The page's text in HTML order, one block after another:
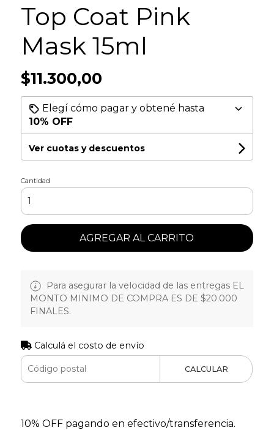
Top Coat Pink
Mask 15ml
$11.300,00
Elegí cómo pagar y obtené hasta
10% OFF
Ver cuotas y descuentos
Cantidad
AGREGAR AL CARRITO
Para asegurar la velocidad de las entregas EL
MONTO MINIMO DE COMPRA ES DE $20.000
FINALES.
Calculá el costo de envío
CALCULAR
10% OFF pagando en efectivo/transferencia.